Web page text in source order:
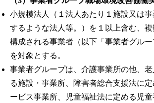
小規模法人（１法人あたり１施設又は
するような法人等。）を１以上含む、複
構成される事業者（以下「事業者グルー
を対象とする。
事業者グループは、介護事業所の他、
る施設・事業所、障害者総合支援法に
ービス事業所、児童福祉法に定める児